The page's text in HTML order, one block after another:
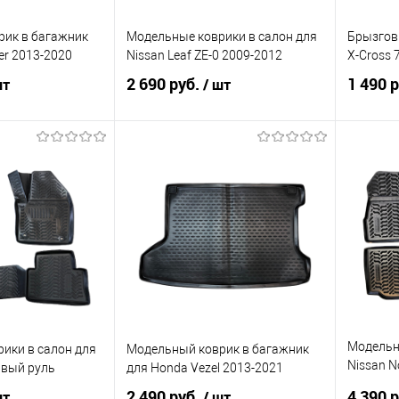
в багажник
2013-2020
Сравнение
Под заказ
Модельные коврики в салон для
Nissan Leaf ZE-0 2009-2012
2 690 руб. / шт
Купить в 1 клик
Сравнение
В избранное
Под заказ
X-Cross
1 490
В
в салон для
руль
Модельный коврик в багажник
для Honda Vezel 2013-2021
Nissan